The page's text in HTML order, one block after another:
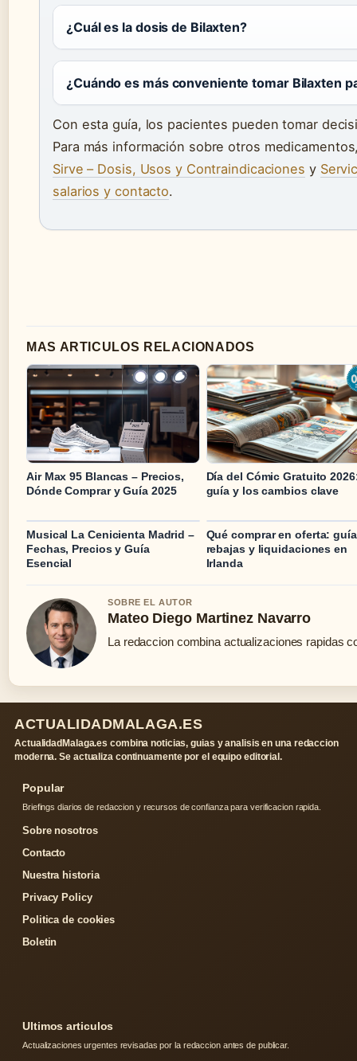
¿Cuál es la dosis de Bilaxten?
¿Cuándo es más conveniente tomar Bilaxten
Con esta guía, los pacientes pueden tomar
Para más información sobre otros
Sirve – Dosis, Usos y Contraindicaciones y
salarios y contacto.
MAS ARTICULOS RELACIONADOS
Air Max 95 Blancas – Precios,
Dónde Comprar y Guía 2025
Día del Cómic Gratuito
guía y los cambios clave
Musical La Cenicienta Madrid –
Fechas, Precios y Guía
Esencial
Qué comprar en oferta:
rebajas y liquidaciones en
Irlanda
SOBRE EL AUTOR
Mateo Diego Martinez Navarro
La redaccion combina actualizaciones rapidas
ACTUALIDADMALAGA.ES
ActualidadMalaga.es combina noticias, guias y analisis en una redaccion
moderna. Se actualiza continuamente por el equipo editorial.
Popular
Briefings diarios de redaccion y recursos de confianza para verificacion rapida.
Sobre nosotros
Contacto
Nuestra historia
Privacy Policy
Politica de cookies
Boletin
Ultimos articulos
Actualizaciones urgentes revisadas por la redaccion antes de publicar.